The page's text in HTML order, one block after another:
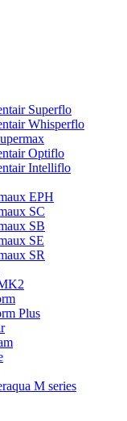
Superflo
Whisperflo
Optiflo
Intelliflo
EPH
SC
SB
SE
SR
Plus
M series